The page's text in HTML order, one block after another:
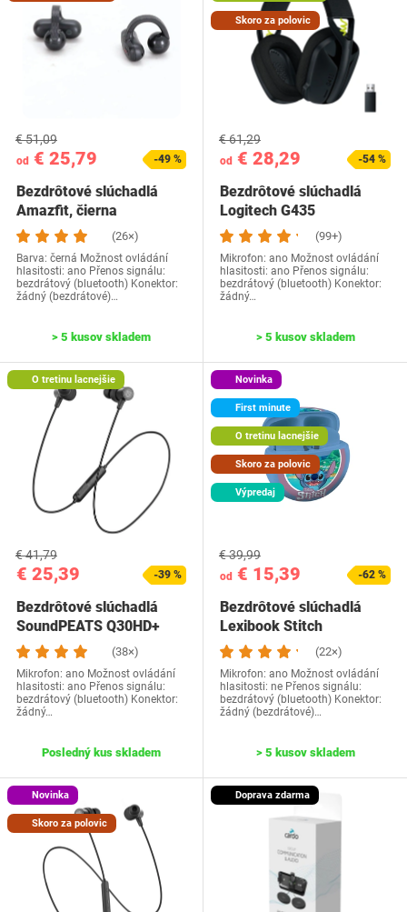
od € 25,79
€ 51,09
-49 %
Bezdrôtové slúchadlá
Amazfit, čierna
(26×)
Barva: černá Možnost ovládání
hlasitosti: ano Přenos signálu:
bezdrátový (bluetooth) Konektor:
žádný (bezdrátové)…
> 5 kusov skladem
Skoro za polovic
od € 28,29
€ 61,29
-54 %
Bezdrôtové slúchadlá
Logitech G435
(99+)
Mikrofon: ano Možnost ovládání
hlasitosti: ano Přenos signálu:
bezdrátový (bluetooth) Konektor:
žádný…
> 5 kusov skladem
O tretinu lacnejšie
€ 25,39
€ 41,79
-39 %
Bezdrôtové slúchadlá
SoundPEATS Q30HD+
(38×)
Mikrofon: ano Možnost ovládání
hlasitosti: ano Přenos signálu:
bezdrátový (bluetooth) Konektor:
žádný…
Posledný kus skladem
Novinka
First minute
O tretinu lacnejšie
Skoro za polovic
Výpredaj
od € 15,39
€ 39,99
-62 %
Bezdrôtové slúchadlá
Lexibook Stitch
(22×)
Mikrofon: ano Možnost ovládání
hlasitosti: ne Přenos signálu:
bezdrátový (bluetooth) Konektor:
žádný (bezdrátové)…
> 5 kusov skladem
Novinka
Skoro za polovic
Doprava zdarma